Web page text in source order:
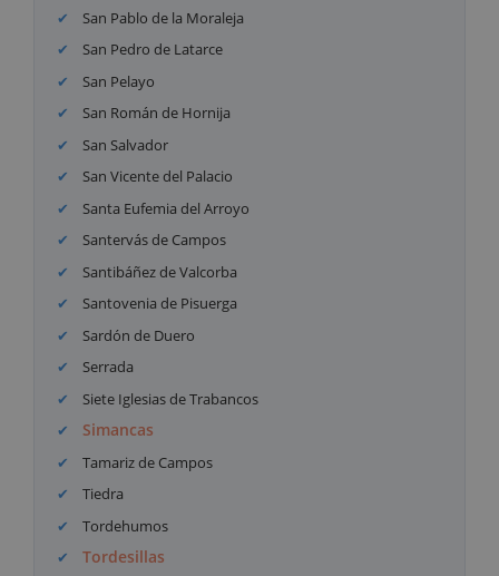
San Pablo de la Moraleja
San Pedro de Latarce
San Pelayo
San Román de Hornija
San Salvador
San Vicente del Palacio
Santa Eufemia del Arroyo
Santervás de Campos
Santibáñez de Valcorba
Santovenia de Pisuerga
Sardón de Duero
Serrada
Siete Iglesias de Trabancos
Simancas
Tamariz de Campos
Tiedra
Tordehumos
Tordesillas